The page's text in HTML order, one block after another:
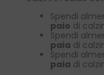
Spendi
paio di
Spendi
paia di
Spendi
paia di